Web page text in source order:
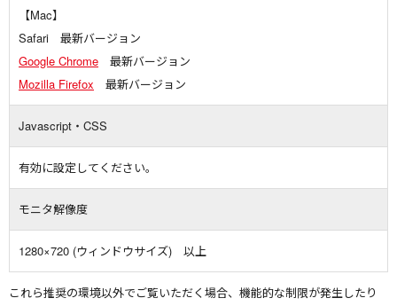
【Mac】
Safari 最新バージョン
Google Chrome 最新バージョン
Mozilla Firefox 最新バージョン
Javascript・CSS
有効に設定してください。
モニタ解像度
1280×720 (ウィンドウサイズ) 以上
これら推奨の環境以外でご覧いただく場合、機能的な制限が発生したり